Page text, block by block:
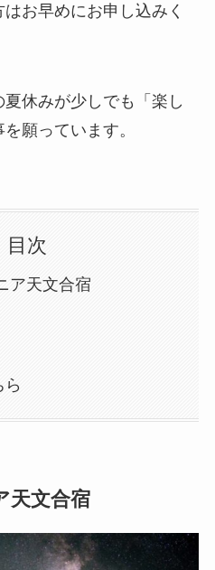
お早めにお申し込みく
休みが少しでも「楽し
願っています。
目次
ア天文合宿
ら
天文合宿